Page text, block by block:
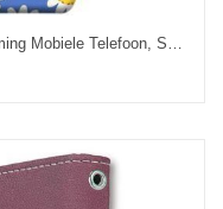
Sony Xperia E5 Hoesje Blauw Bescherming Mobiele Telefoon, Sony Xperia E5 Hoesje Hard Schrobben